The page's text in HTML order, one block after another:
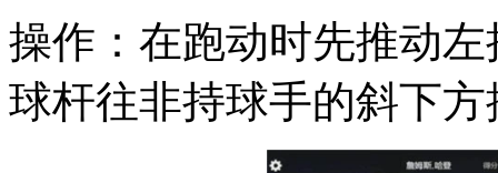
操作：在跑动时先推动
球杆往非持球手的斜下